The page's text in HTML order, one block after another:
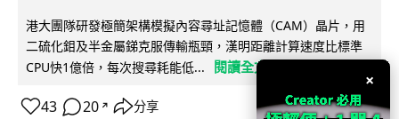
港大團隊研發極簡架構模擬內容尋址記憶體（CAM）晶片，用
二硫化鉬及半金屬銻克服傳輸瓶頸，漢明距離計算速度比標準
CPU快1億倍，每次搜尋耗能低...
閱讀全文
43 20 ↗ 分享
×